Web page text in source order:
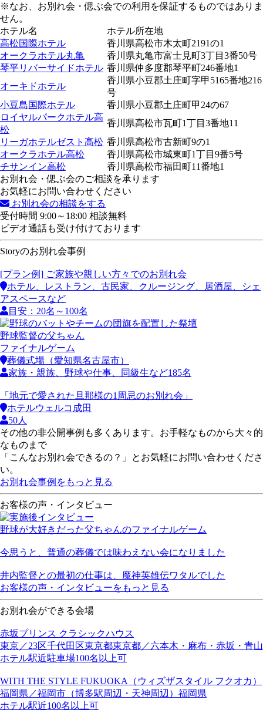
※なお、お別れ会・偲ぶ会での利用を保証するものではありま
せん。
ホテル名
ホテル所在地
高松国際ホテル
香川県高松市木太町2191の1
オークラホテル丸亀
香川県丸亀市富士見町3丁目3番50号
琴平リバーサイドホテル 香川県仲多度郡琴平町246番地1
オーキドホテル
香川県小豆郡土庄町字甲5165番地216
号
小豆島国際ホテル
香川県小豆郡土庄町甲24の67
ロイヤルパークホテル高
松
香川県高松市瓦町1丁目3番地11
リーガホテルゼスト高松 香川県高松市古新町9の1
オークラホテル高松
香川県高松市城東町1丁目9番5号
チサンイン高松
香川県高松市福田町11番地1
お別れ会・偲ぶ会のご相談を承ります
お気軽にお問い合わせください
お別れ会の相談をする
受付時間 9:00～18:00 相談無料
ビデオ通話も受け付けております
Storyのお別れ会事例
[プラン例] ご家族や親しい方々でのお別れ会
ホテル、レストラン、古民家、クルージング、居酒屋、シェ
アスペースなど
目安：20名～100名
野球監督の父ちゃん
ファイナルゲーム
葬儀式場（愛知県名古屋市）
家族・親族、野球や仕事、同級生など185名
「地元で愛された旦那様の1周忌のお別れ会」
ホテルウェルコ成田
50人
その他の非公開事例も多くあります。お手軽なものから大々的
なものまで
「こんなお別れ会できるの？」とお気軽にお問い合わせくださ
い。
お別れ会事例をもっと見る
お客様の声・インタビュー
野球が大好きだった父ちゃんのファイナルゲーム
今思うと、普通の葬儀では味わえない会になりました
井内監督との最初の仕事は、魔神英雄伝ワタルでした
お客様の声・インタビューをもっと見る
お別れ会ができる会場
赤坂プリンス クラシックハウス
東京／23区千代田区東京都東京都／六本木・麻布・赤坂・青山
ホテル駅近駐車場100名以上可
WITH THE STYLE FUKUOKA（ウィズザスタイル フクオカ）
福岡県／福岡市（博多駅周辺・天神周辺） 福岡県
ホテル駅近100名以上可